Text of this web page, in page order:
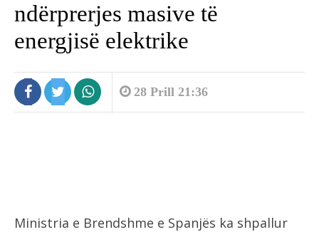
ndërprerjes masive të
energjisë elektrike
28 Prill 21:36
Ministria e Brendshme e Spanjës ka shpallur